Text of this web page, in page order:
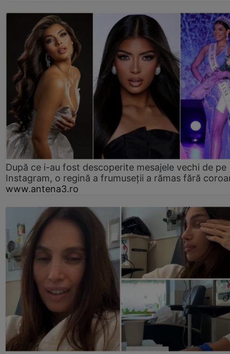
După ce i-au fost descoperite mesajele vechi de pe
Instagram, o regină a frumuseții a rămas fără
www.antena3.ro